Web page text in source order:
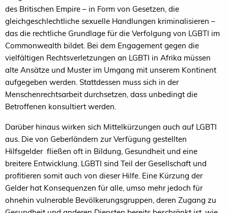
des Britischen Empire – in Form von Gesetzen, die
gleichgeschlechtliche sexuelle Handlungen kriminalisieren –
das die rechtliche Grundlage für die Verfolgung von LGBTI im
Commonwealth bildet. Bei dem Engagement gegen die
vielfältigen Rechtsverletzungen an LGBTI in Afrika müssen
alte Ansätze und Muster im Umgang mit unserem Kontinent
aufgegeben werden. Stattdessen muss sich in der
Menschenrechtsarbeit durchsetzen, dass unbedingt die
Betroffenen konsultiert werden.
Darüber hinaus wirken sich Mittelkürzungen auch auf LGBTI
aus. Die von Geberländern zur Verfügung gestellten
Hilfsgelder fließen oft in Bildung, Gesundheit und eine
breitere Entwicklung. LGBTI sind Teil der Gesellschaft und
profitieren somit auch von dieser Hilfe. Eine Kürzung der
Gelder hat Konsequenzen für alle, umso mehr jedoch für
ohnehin vulnerable Bevölkerungsgruppen, deren Zugang zu